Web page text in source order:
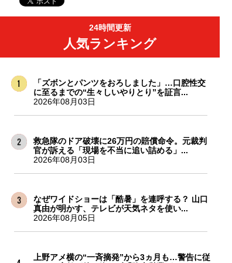
24時間更新
人気ランキング
「ズボンとパンツをおろしました」…口腔性交
に至るまでの“生々しいやりとり”を証言...
2026年08月03日
救急隊のドア破壊に26万円の賠償命令。元裁判
官が訴える「現場を不当に追い詰める」...
2026年08月03日
なぜワイドショーは「酷暑」を連呼する？ 山口
真由が明かす、テレビが天気ネタを使い...
2026年08月05日
上野アメ横の“一斉摘発”から3ヵ月も…警告に従